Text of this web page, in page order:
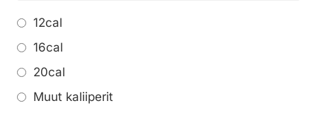
12cal
16cal
20cal
Muut kaliiperit